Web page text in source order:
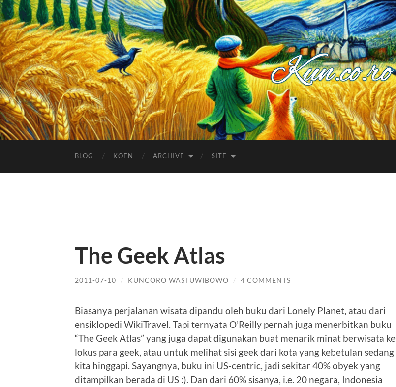
Kuncoro++
BLOG KOEN ARCHIVE SITE
The Geek Atlas
2011-07-10 / KUNCORO WASTUWIBOWO / 4 COMMENTS
Biasanya perjalanan wisata dipandu oleh buku dari Lonely Planet, atau dari
ensiklopedi WikiTravel. Tapi ternyata O’Reilly pernah juga menerbitkan buku
“The Geek Atlas” yang juga dapat digunakan buat menarik minat berwisata ke
lokus para geek, atau untuk melihat sisi geek dari kota yang kebetulan sedang
kita hinggapi. Sayangnya, buku ini US-centric, jadi sekitar 40% obyek yang
ditampilkan berada di US :). Dan dari 60% sisanya, i.e. 20 negara, Indonesia